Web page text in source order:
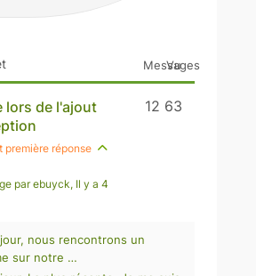
Vu
Messages
lors de l'ajout
première réponse
par ebuyck, Il y a 4
63
12
nous rencontrons un
sur notre …